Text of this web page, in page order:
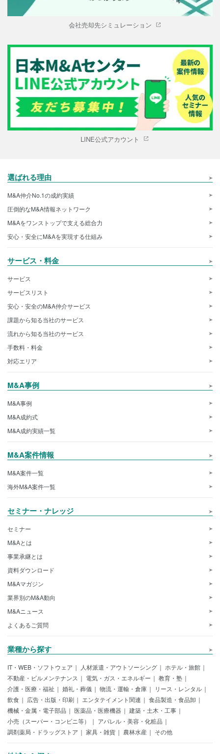
会社売却先シミュレーション
LINE公式アカウント
選ばれる理由
M&A仲介No.1の成約実績
圧倒的なM&A情報ネットワーク
M&Aをワンストップで支える総合力
安心・安全にM&Aを実現する仕組み
サービス・料金
サービス
サービスリスト
安心・安全のM&A仲介サービス
課題から知る当社のサービス
流れから知る当社のサービス
手数料・料金
対応エリア
M&A事例
M&A事例
M&A成約式
M&A成約実績一覧
M&A案件情報
M&A案件一覧
海外M&A案件一覧
セミナー・ナレッジ
セミナー
M&Aとは
事業承継とは
資料ダウンロード
M&Aマガジン
業界別のM&A動向
M&Aニュース
よくあるご質問
業種から探す
IT・WEB・ソフトウェア 人材派遣・アウトソーシング
ホテル・旅館
不動産・ビルメンテナンス
電気・ガス・エネルギー
教育・塾
介護・医療・福祉
婚礼・葬儀 物流・運輸・倉庫
リース・レンタル
飲食
広告・出版・印刷 エンタテイメント関連
食品製造・食品卸
機械・金属・電子部品
医薬品・医療機器
建築・土木・工事
小売（スーパー・コンビニ等）
アパレル・美容・化粧品
調剤薬局・ドラッグストア
家具・雑貨 農林水産 その他